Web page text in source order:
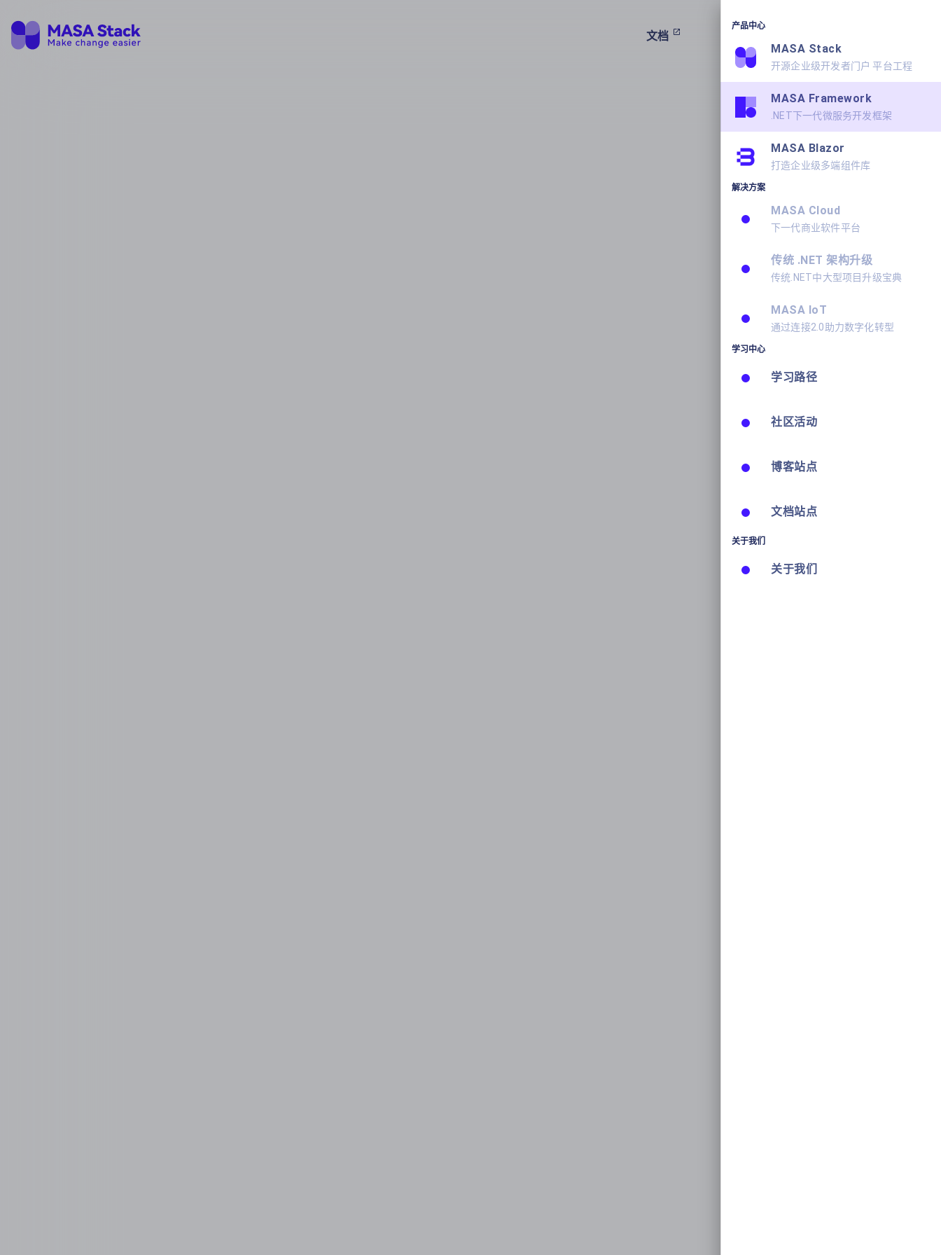
产品中心
MASA Stack
开源企业级开发者门户 平台工程
MASA Framework
.NET下一代微服务开发框架
MASA Blazor
打造企业级多端组件库
解决方案
MASA Cloud
下一代商业软件平台
传统 .NET 架构升级
传统.NET中大型项目升级宝典
MASA IoT
通过连接2.0助力数字化转型
学习中心
学习路径
社区活动
博客站点
文档站点
关于我们
关于我们
文档